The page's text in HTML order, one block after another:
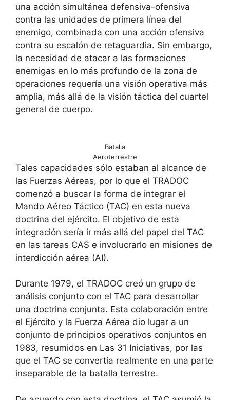
una acción simultánea defensiva-ofensiva
contra las unidades de primera línea del
enemigo, combinada con una acción ofensiva
contra su escalón de retaguardia. Sin embargo,
la necesidad de atacar a las formaciones
enemigas en lo más profundo de la zona de
operaciones requería una visión operativa más
amplia, más allá de la visión táctica del cuartel
general de cuerpo.
Batalla
Aeroterrestre
Tales capacidades sólo estaban al alcance de
las Fuerzas Aéreas, por lo que el TRADOC
comenzó a buscar la forma de integrar el
Mando Aéreo Táctico (TAC) en esta nueva
doctrina del ejército. El objetivo de esta
integración sería ir más allá del papel del TAC
en las tareas CAS e involucrarlo en misiones de
interdicción aérea (AI).
Durante 1979, el TRADOC creó un grupo de
análisis conjunto con el TAC para desarrollar
una doctrina conjunta. Esta colaboración entre
el Ejército y la Fuerza Aérea dio lugar a un
conjunto de principios operativos conjuntos en
1983, resumidos en Las 31 Iniciativas, por las
que el TAC se convertía realmente en una parte
inseparable de la batalla terrestre.